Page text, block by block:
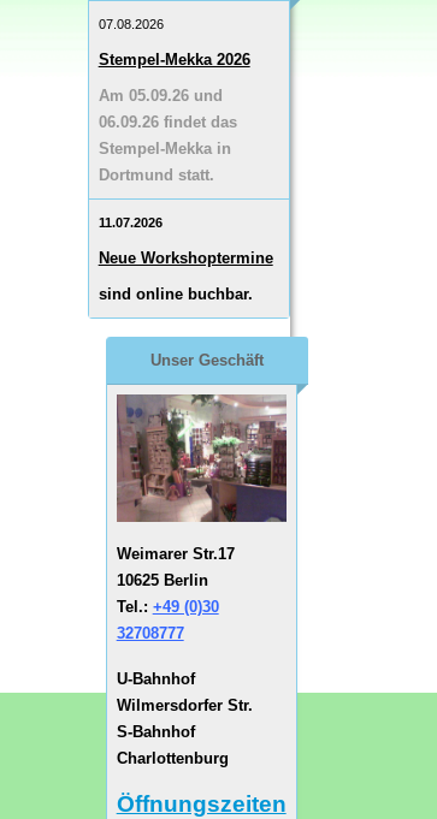
07.08.2026
Stempel-Mekka 2026
Am 05.09.26 und
06.09.26 findet das
Stempel-Mekka in
Dortmund statt.
11.07.2026
Neue Workshoptermine
sind online buchbar.
Unser Geschäft
Weimarer Str.17
10625 Berlin
Tel.: +49 (0)30
32708777
U-Bahnhof
Wilmersdorfer Str.
S-Bahnhof
Charlottenburg
Öffnungszeiten